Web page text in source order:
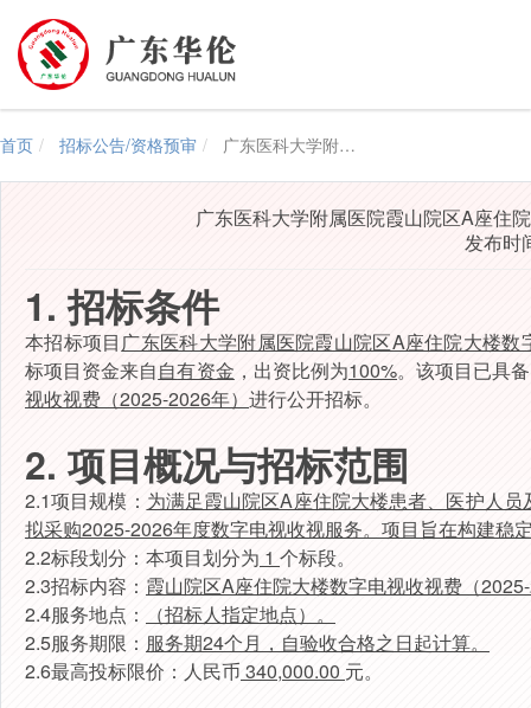
首页 招标公告/资格预审 广东医科大学附属医院霞山院区A座住院大楼数字电视收视费（2025-2026年）招标公告
广东医科大学附属医院霞山院区A座住
发布时
1. 招标条件
本招标项目广东医科大学附属医院霞山院区A座住院大楼
标项目资金来自自有资金 ， 出资比例为100%。该项目已具备
视收视费（2025-2026年） 进行公开招标。
2. 项目概况与招标范围
2.1项目规模： 为满足霞山院区A座住院大楼患者、医护人
拟采购2025-2026年度数字电视收视服务。项目旨在构建稳
2.2标段划分： 本项目划分为 1 个标段。
2.3招标内容： 霞山院区A座住院大楼数字电视收视费（
2.4服务地点：
（招标人指定地点）。
2.5服务期限： 服务期24个月，自验收合格之日起计算。
2.6最高投标限价： 人民币 340,000.00 元。